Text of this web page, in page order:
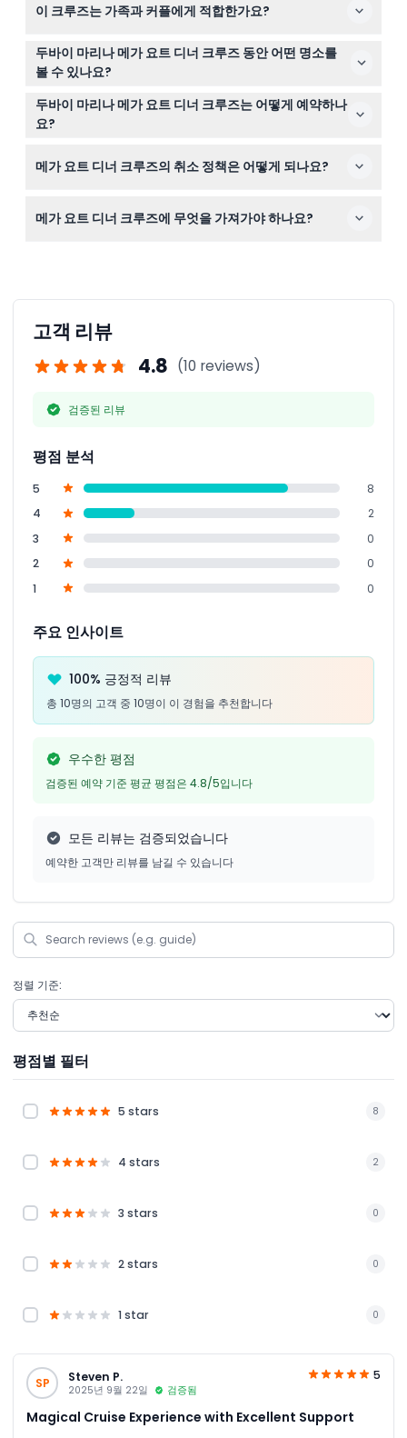
리, 샐러드, 디저트가 포함된 5성급 국제 뷔페를 즐기실 수
이 크루즈는 가족과 커플에게 적합한가요?
네, 이 크루즈는 커플과 가족에게 완벽하며, 라이브 엔터테
인먼트와 아름다운 경치를 제공하는 여유로운 분위기를 자
랑합니다.
두바이 마리나 메가 요트 디너 크루즈 동안 어떤 명소를
볼 수 있나요?
요트는 아인 두바이, 제이비알, 블루워터스 아일랜드, 팜 쥬
메이라, 아틀란티스 더 팜 등과 같은 명소들을 지나갑니다
(날씨에 따라 다를 수 있습니다).
두바이 마리나 메가 요트 디너 크루즈는 어떻게 예약하나
요?
가능 여부 확인과 원하는 날짜 선택도 가능합니다.
메가 요트 디너 크루즈의 취소 정책은 어떻게 되나요?
24시간 이내 취소나 노쇼는 전액 요금이 부과됩니다.
메가 요트 디너 크루즈에 무엇을 가져가야 하나요?
고객 리뷰
4.8 (10 reviews)
검증된 리뷰
평점 분석
5
8
4
2
3
0
2
0
1
0
주요 인사이트
100% 긍정적 리뷰
총 10명의 고객 중 10명이 이 경험을 추천합니다
우수한 평점
검증된 예약 기준 평균 평점은 4.8/5입니다
모든 리뷰는 검증되었습니다
예약한 고객만 리뷰를 남길 수 있습니다
정렬 기준:
평점별 필터
5 stars 8
4 stars 2
3 stars 0
2 stars 0
1 star 0
SP Steven P.
2025년 9월 22일 검증됨
5
Magical Cruise Experience with Excellent Support